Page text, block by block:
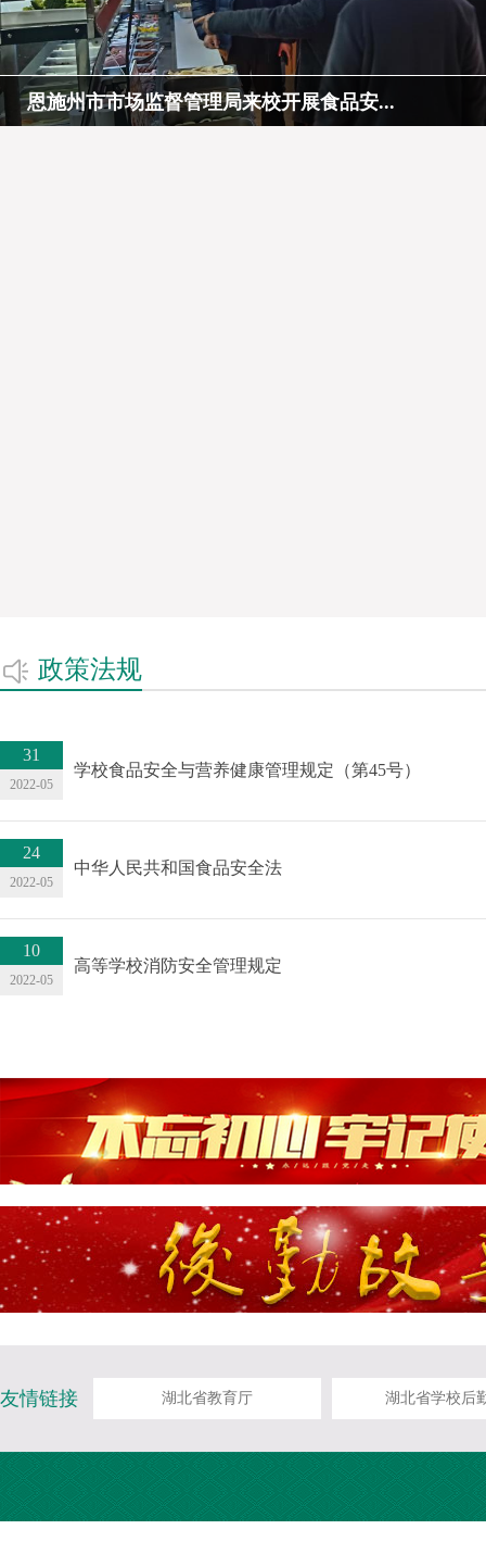
恩施州市市场监督管理局来校开展食品安...
政策法规
31
2022-05
学校食品安全与营养健康管理规定（第45号）
24
2022-05
中华人民共和国食品安全法
10
2022-05
高等学校消防安全管理规定
友情链接 湖北省教育厅 湖北省学校后